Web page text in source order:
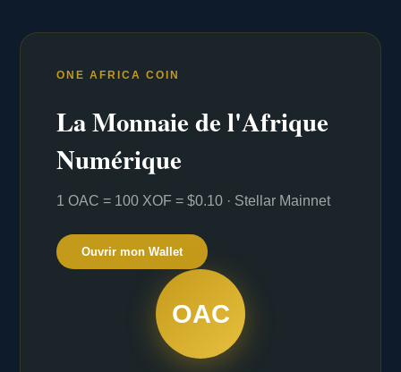
ONE AFRICA COIN
La Monnaie de l'Afrique
Numérique
1 OAC = 100 XOF = $0.10 · Stellar Mainnet
Ouvrir mon Wallet
OAC